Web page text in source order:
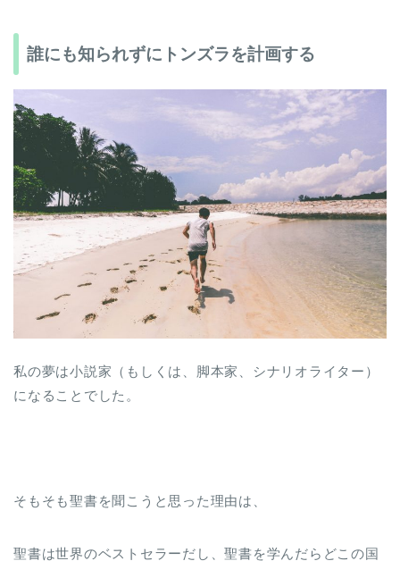
誰にも知られずにトンズラを計画する
私の夢は小説家（もしくは、脚本家、シナリオライター）
になることでした。
そもそも聖書を聞こうと思った理由は、
聖書は世界のベストセラーだし、聖書を学んだらどこの国